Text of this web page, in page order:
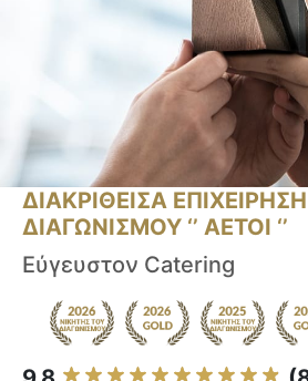
ΔΙΑΚΡΙΘΕΙΣΑ
ΔΙΑΓΩΝΙΣΜΟΥ ‘’ ΑΕΤΟΙ ‘’
Εύγευστον Catering